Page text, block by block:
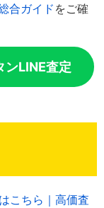
合ガイド をご確
ンLINE査定
こちら｜高価査